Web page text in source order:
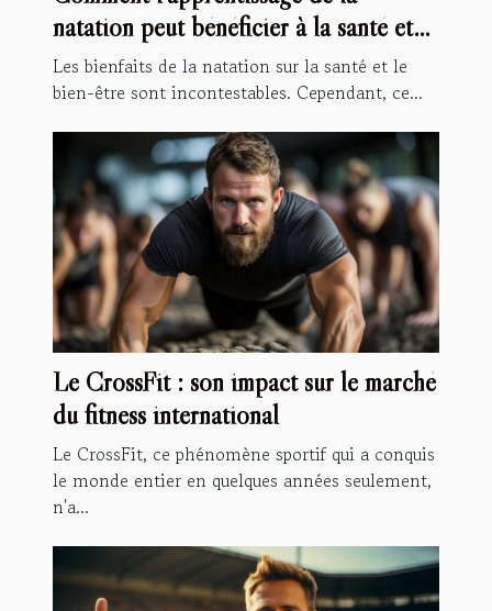
natation peut bénéficier à la santé et
au développement de vos enfants
Les bienfaits de la natation sur la santé et le
bien-être sont incontestables. Cependant, ce...
Le CrossFit : son impact sur le marché
du fitness international
Le CrossFit, ce phénomène sportif qui a conquis
le monde entier en quelques années seulement,
n'a...